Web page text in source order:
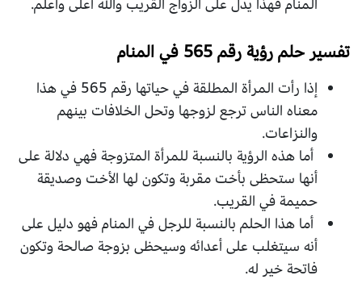
المنام فهذا يدل على الزواج القريب والله أعلى وأعلم.
تفسير حلم رؤية رقم 565 في المنام
إذا رأت المرأة المطلقة في حياتها رقم 565 في هذا
معناه الناس ترجع لزوجها وتحل الخلافات بينهم
والنزاعات.
أما هذه الرؤية بالنسبة للمرأة المتزوجة فهي دلالة على
أنها ستحظى بأخت مقربة وتكون لها الأخت وصديقة
حميمة في القريب.
أما هذا الحلم بالنسبة للرجل في المنام فهو دليل على
أنه سيتغلب على أعدائه وسيحظى بزوجة صالحة وتكون
فاتحة خير له.